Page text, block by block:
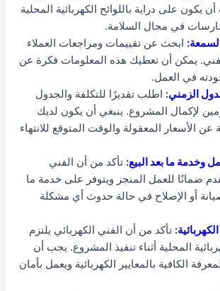
يكون على دراية باللوائح الكهربائية المحلية
في مجال السلامة.
ابحث عن تقييمات ومراجعات العملاء
يمكن أن تعطيك هذه المعلومات فكرة عن
في العمل.
الزمني: اطلب تقديرًا للتكلفة والجدول
لإكمال المشروع. ينبغي أن يكون لديك
الأسعار المعقولة والوقت المتوقع للانتهاء
وخدمة ما بعد البيع: تأكد من أن الفني
ضمانًا للعمل المنجز ويتوفر على خدمة ما
أو الإصلاح في حالة حدوث أي مشكلة
الكهربائية: تأكد من أن الفني الكهربائي يلتزم
المحلية أثناء تنفيذ المشروع. يجب أن
الكافية بالمعايير الكهربائية ويعمل بأمان